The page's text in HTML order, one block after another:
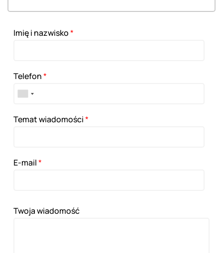
Imię i nazwisko*
Telefon*
Temat wiadomości*
E-mail*
Twoja wiadomość